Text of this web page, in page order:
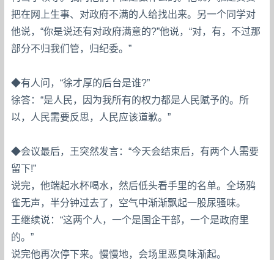
把在网上生事、对政府不满的人给找出来。另一个同学对
他说，“你是说还有对政府满意的?”他说，“对，有，不过那
部分不归我们管，归纪委。”
◆有人问，“徐才厚的后台是谁?”
徐答：“是人民，因为我所有的权力都是人民赋予的。所
以，人民需要反思，人民应该道歉。”
◆会议最后，王突然发言：“今天会结束后，有两个人需要
留下!”
说完，他端起水杯喝水，然后低头看手里的名单。全场鸦
雀无声，半分钟过去了，空气中渐渐飘起一股尿骚味。
王继续说：“这两个人，一个是国企干部，一个是政府里
的。”
说完他再次停下来。慢慢地，会场里恶臭味渐起。